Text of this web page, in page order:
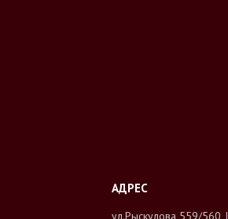
ул.Рыскулова 559/560,